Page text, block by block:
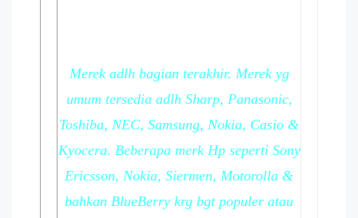
Merek adlh bagian terakhir. Merek yg
umum tersedia adlh Sharp, Panasonic,
Toshiba, NEC, Samsung, Nokia, Casio &
Kyocera. Beberapa merk Hp seperti Sony
Ericsson, Nokia, Siermen, Motorolla &
bahkan BlueBerry krg bgt populer atau